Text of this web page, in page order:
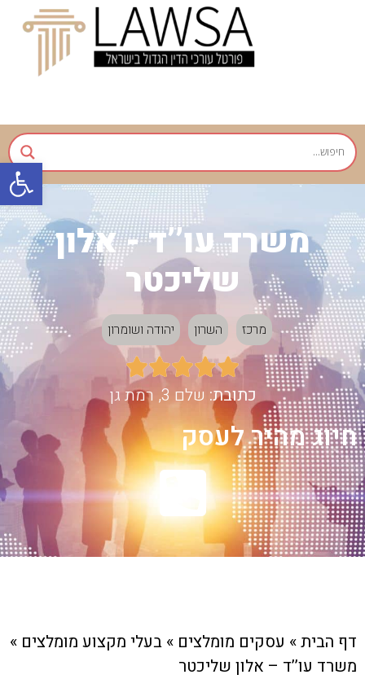
משרד עו’’ד - אלון
שליכטר
מרכז השרון יהודה ושומרון





כתובת: שלם 3, רמת גן
חיוג מהיר לעסק
דף הבית» עסקים מומלצים » בעלי מקצוע מומלצים »
משרד עו’’ד – אלון שליכטר